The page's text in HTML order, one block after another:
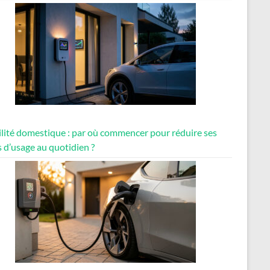
domestique : par où commencer pour réduire ses
d’usage au quotidien ?